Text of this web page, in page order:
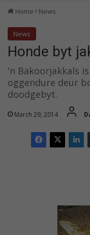
Home News
News
Honde byt
'n Bakoorjakkals
oggendure deur
doodgebyt.
March 29, 2014